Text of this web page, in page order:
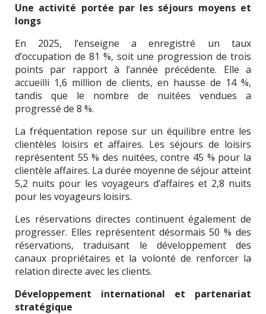
Une activité portée par les séjours moyens et
longs
En 2025, l’enseigne a enregistré un taux
d’occupation de 81 %, soit une progression de trois
points par rapport à l’année précédente. Elle a
accueilli 1,6 million de clients, en hausse de 14 %,
tandis que le nombre de nuitées vendues a
progressé de 8 %.
La fréquentation repose sur un équilibre entre les
clientèles loisirs et affaires. Les séjours de loisirs
représentent 55 % des nuitées, contre 45 % pour la
clientèle affaires. La durée moyenne de séjour atteint
5,2 nuits pour les voyageurs d’affaires et 2,8 nuits
pour les voyageurs loisirs.
Les réservations directes continuent également de
progresser. Elles représentent désormais 50 % des
réservations, traduisant le développement des
canaux propriétaires et la volonté de renforcer la
relation directe avec les clients.
Développement international et partenariat
stratégique